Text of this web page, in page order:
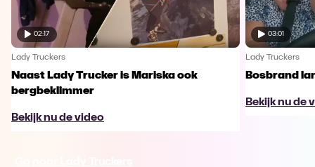
02:17
Lady Truckers
Naast Lady Trucker is Mariska ook
bergbeklimmer
Bekijk nu de video
03:01
Lady Truckers
Bosbrand
Bekijk nu de